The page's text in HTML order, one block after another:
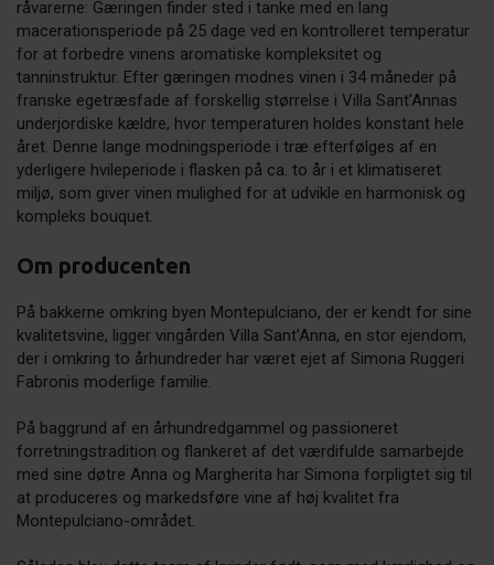
råvarerne: Gæringen finder sted i tanke med en lang
macerationsperiode på 25 dage ved en kontrolleret temperatur
for at forbedre vinens aromatiske kompleksitet og
tanninstruktur. Efter gæringen modnes vinen i 34 måneder på
franske egetræsfade af forskellig størrelse i Villa Sant'Annas
underjordiske kældre, hvor temperaturen holdes konstant hele
året. Denne lange modningsperiode i træ efterfølges af en
yderligere hvileperiode i flasken på ca. to år i et klimatiseret
miljø, som giver vinen mulighed for at udvikle en harmonisk og
kompleks bouquet.
Om producenten
På bakkerne omkring byen Montepulciano, der er kendt for sine
kvalitetsvine, ligger vingården Villa Sant'Anna, en stor ejendom,
der i omkring to århundreder har været ejet af Simona Ruggeri
Fabronis moderlige familie.
På baggrund af en århundredgammel og passioneret
forretningstradition og flankeret af det værdifulde samarbejde
med sine døtre Anna og Margherita har Simona forpligtet sig til
at produceres og markedsføre vine af høj kvalitet fra
Montepulciano-området.
OM ITALUX